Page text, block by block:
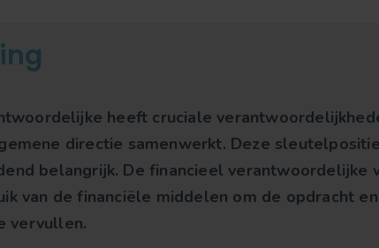
heeft cruciale
directie samenwerkt. Deze
belangrijk. De financieel verantwoordelijke
van de financiële middelen om de opdracht
vervullen.